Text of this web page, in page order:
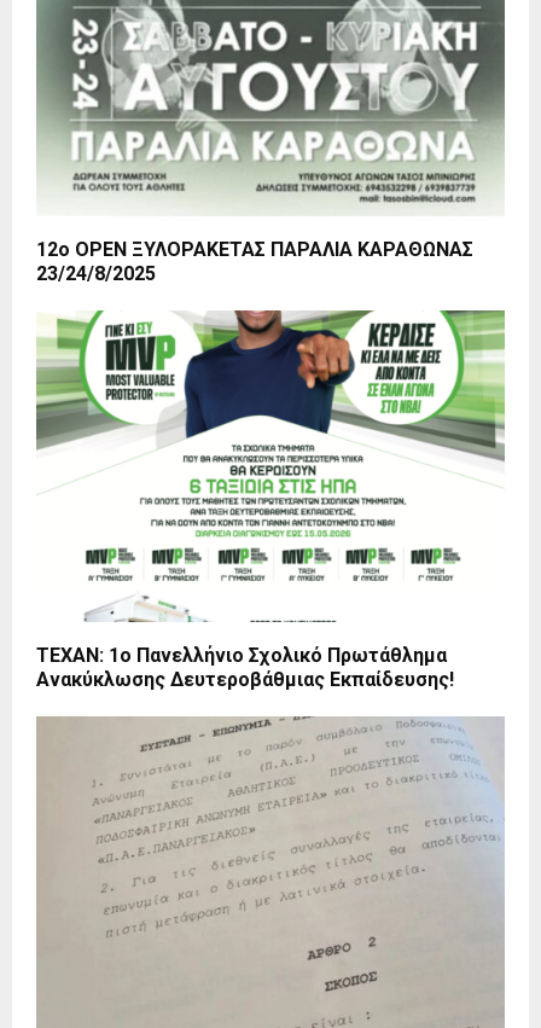
12ο OPEN ΞΥΛΟΡΑΚΕΤΑΣ ΠΑΡΑΛΙΑ ΚΑΡΑΘΩΝΑΣ
23/24/8/2025
ΤΕΧΑΝ: 1ο Πανελλήνιο Σχολικό Πρωτάθλημα
Ανακύκλωσης Δευτεροβάθμιας Εκπαίδευσης!